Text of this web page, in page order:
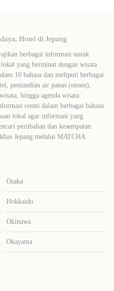
Hotel di Jepang
berbagai informasi untuk
yang berminat dengan wisata
10 bahasa dan meliputi berbagai
pemandian air panas (onsen),
hingga agenda wisata
resmi dalam berbagai bahasa
lokal agar informasi yang
perubahan dan kesempatan
Jepang melalui MATCHA.
Osaka
Hokkaido
Okinawa
Okayama